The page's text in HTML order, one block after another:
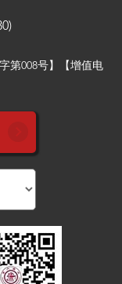
第008号】【增值电